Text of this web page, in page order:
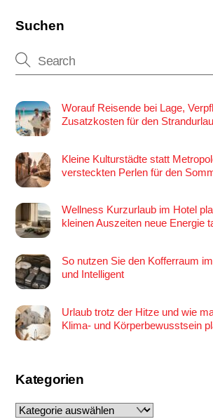
Suchen
Worauf Reisende bei Lage,
Zusatzkosten für den
Kleine Kulturstädte statt
versteckten Perlen für den
Wellness Kurzurlaub im Hotel
kleinen Auszeiten neue Energie
So nutzen Sie den Kofferraum
und Intelligent
Urlaub trotz der Hitze und wie
Klima- und Körperbewusstsein
Kategorien
Kategorien